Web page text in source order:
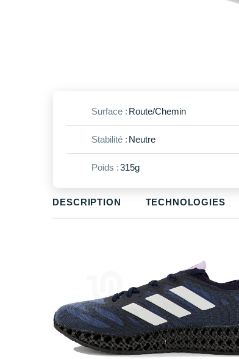
DESCRIPTION TECHNOLOGIES
Surface : Route/Chemin
Stabilité : Neutre
Poids :315g